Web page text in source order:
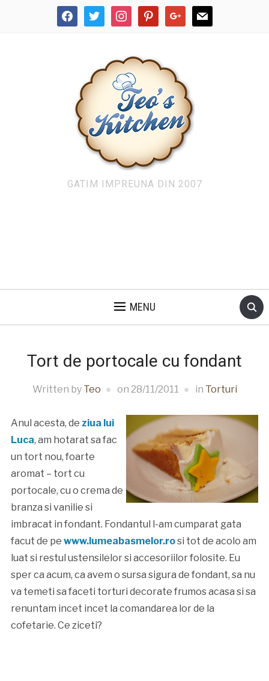
facebooktwitter instagrampinterestgoogle mail
GATIM IMPREUNA DIN 2007
MENU
Tort de portocale cu fondant
Written by Teo on 28/11/2011 in Torturi
Anul acesta, de ziua lui
Luca, am hotarat sa fac
un tort nou, foarte
aromat – tort cu
portocale, cu o crema de
branza si vanilie si
imbracat in fondant. Fondantul l-am cumparat gata
facut de pe www.lumeabasmelor.rosi tot de acolo am
luat si restul ustensilelor si accesoriilor folosite. Eu
sper ca acum, ca avem o sursa sigura de fondant, sa nu
va temeti sa faceti torturi decorate frumos acasa si sa
renuntam incet incet la comandarea lor de la
cofetarie. Ce ziceti?